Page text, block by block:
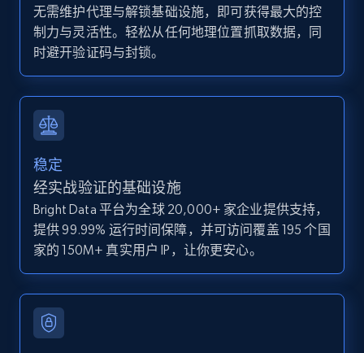
Zillow properties listing information -
Discover by custom filters - location, home
type and status
Zpid, City, State, HomeStatus, Address,
IsListingClaimedByCurrentSignedInUser,
IsCurrentSignedInAgentResponsible, Bedrooms,
and more.
12K+ 1.3K+ 注册使用
direct link as input
无需维护代理与解锁基础设施，即可获得最大的控
制力与灵活性。轻松从任何地理位置抓取数据，同
时避开验证码与封锁。
稳定
经实战验证的基础设施
Bright Data 平台为全球 20,000+ 家企业提供支持，
提供 99.99% 运行时间保障，并可访问覆盖 195 个国
家的 150M+ 真实用户 IP，让你更安心。